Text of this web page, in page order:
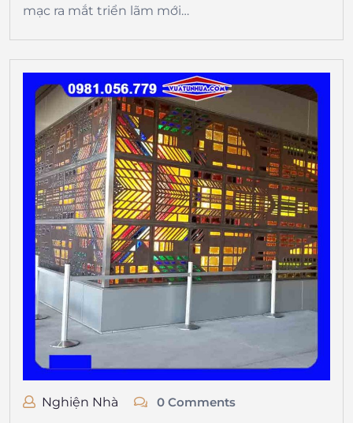
mạc ra mắt triển lãm mới…
Nghiện Nhà 0 Comments